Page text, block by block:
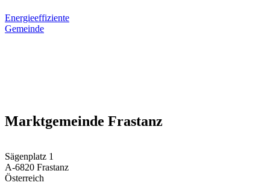
Energieeffiziente
Gemeinde
Marktgemeinde Frastanz
Sägenplatz 1
A-6820 Frastanz
Österreich